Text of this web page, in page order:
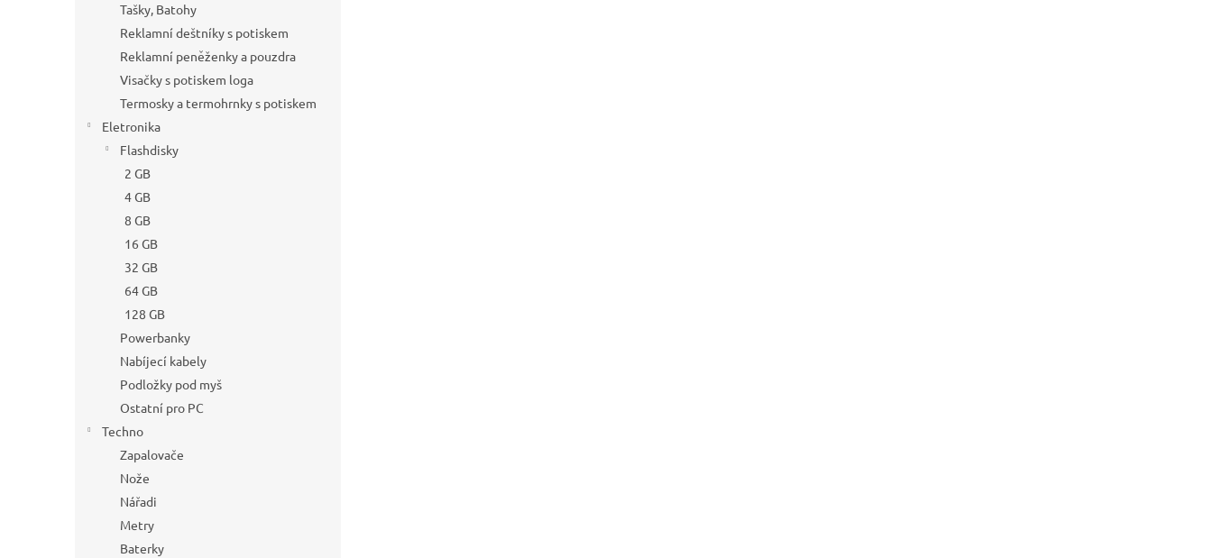
Tašky, Batohy
Reklamní deštníky s potiskem
Reklamní peněženky a pouzdra
Visačky s potiskem loga
Termosky a termohrnky s potiskem
Eletronika
Flashdisky
2 GB
4 GB
8 GB
16 GB
32 GB
64 GB
128 GB
Powerbanky
Nabíjecí kabely
Podložky pod myš
Ostatní pro PC
Techno
Zapalovače
Nože
Nářadi
Metry
Baterky